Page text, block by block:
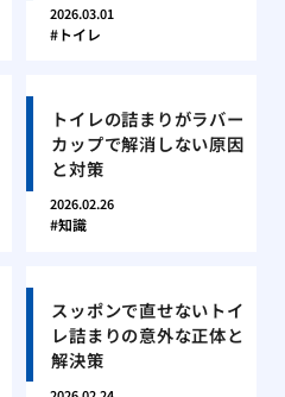
2026.03.01
トイレ
トイレの詰まりがラバー
カップで解消しない原因
と対策
2026.02.26
知識
スッポンで直せないトイ
レ詰まりの意外な正体と
解決策